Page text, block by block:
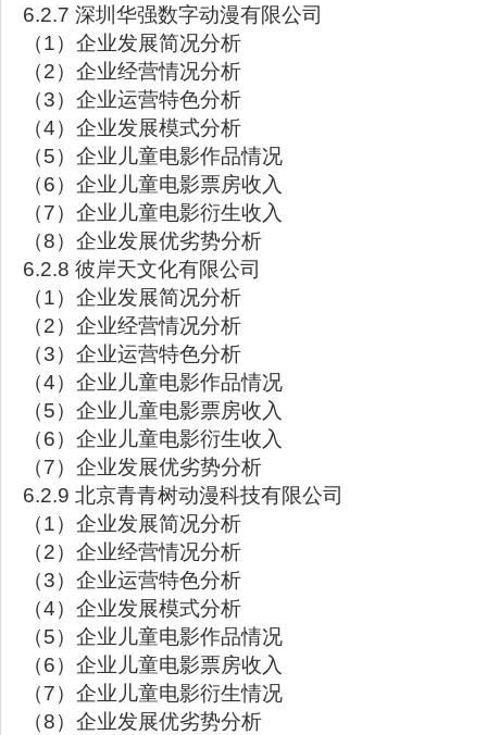
6.2.7 深圳华强数字动漫有限公司
（1）企业发展简况分析
（2）企业经营情况分析
（3）企业运营特色分析
（4）企业发展模式分析
（5）企业儿童电影作品情况
（6）企业儿童电影票房收入
（7）企业儿童电影衍生收入
（8）企业发展优劣势分析
6.2.8 彼岸天文化有限公司
（1）企业发展简况分析
（2）企业经营情况分析
（3）企业运营特色分析
（4）企业儿童电影作品情况
（5）企业儿童电影票房收入
（6）企业儿童电影衍生收入
（7）企业发展优劣势分析
6.2.9 北京青青树动漫科技有限公司
（1）企业发展简况分析
（2）企业经营情况分析
（3）企业运营特色分析
（4）企业发展模式分析
（5）企业儿童电影作品情况
（6）企业儿童电影票房收入
（7）企业儿童电影衍生情况
（8）企业发展优劣势分析